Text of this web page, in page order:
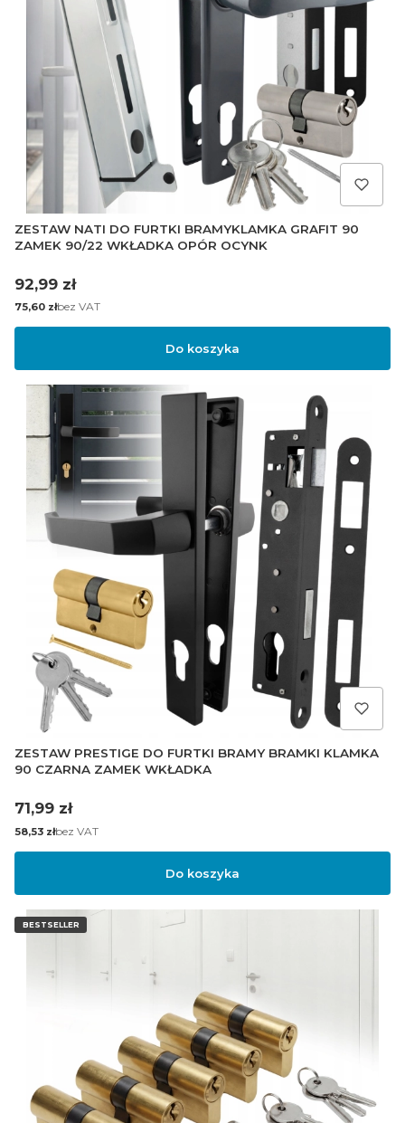
ZESTAW NATI DO FURTKI BRAMYKLAMKA GRAFIT 90
ZAMEK 90/22 WKŁADKA OPÓR OCYNK
Cena
92,99 zł
Cena
75,60 złbez VAT
Do koszyka
ZESTAW PRESTIGE DO FURTKI BRAMY BRAMKI KLAMKA
90 CZARNA ZAMEK WKŁADKA
Cena
71,99 zł
Cena
58,53 złbez VAT
Do koszyka
BESTSELLER